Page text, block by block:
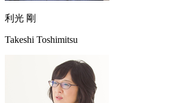
利光 剛
Takeshi Toshimitsu